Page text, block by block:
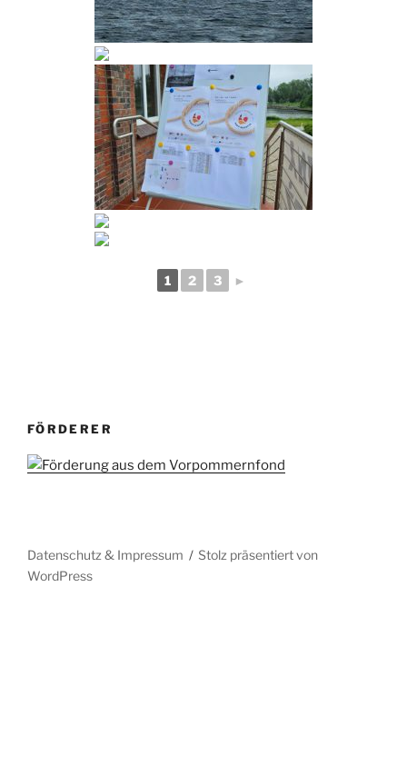
1 2 3 ►
FÖRDERER
Datenschutz & Impressum
Stolz präsentiert von
WordPress